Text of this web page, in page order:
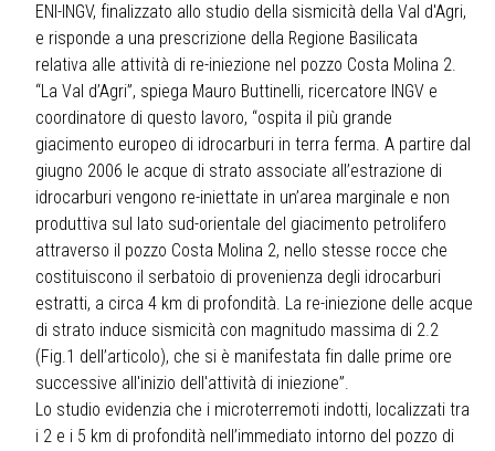
ENI-INGV, finalizzato allo studio della sismicità della Val d'Agri,
e risponde a una prescrizione della Regione Basilicata
relativa alle attività di re-iniezione nel pozzo Costa Molina 2.
“La Val d’Agri”, spiega Mauro Buttinelli, ricercatore INGV e
coordinatore di questo lavoro, “ospita il più grande
giacimento europeo di idrocarburi in terra ferma. A partire dal
giugno 2006 le acque di strato associate all’estrazione di
idrocarburi vengono re-iniettate in un’area marginale e non
produttiva sul lato sud-orientale del giacimento petrolifero
attraverso il pozzo Costa Molina 2, nello stesse rocce che
costituiscono il serbatoio di provenienza degli idrocarburi
estratti, a circa 4 km di profondità. La re-iniezione delle acque
di strato induce sismicità con magnitudo massima di 2.2
(Fig.1 dell’articolo), che si è manifestata fin dalle prime ore
successive all'inizio dell'attività di iniezione”.
Lo studio evidenzia che i microterremoti indotti, localizzati tra
i 2 e i 5 km di profondità nell’immediato intorno del pozzo di